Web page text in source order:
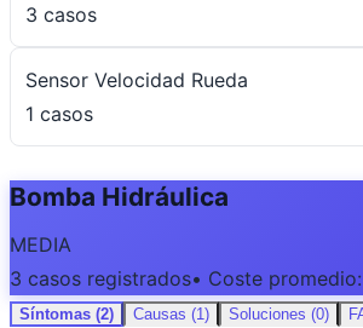
3 casos
Sensor Velocidad Rueda
1 casos
Bomba Hidráulica
MEDIA
3 casos registrados• Coste
Síntomas (2) Causas (1) Soluciones (0)